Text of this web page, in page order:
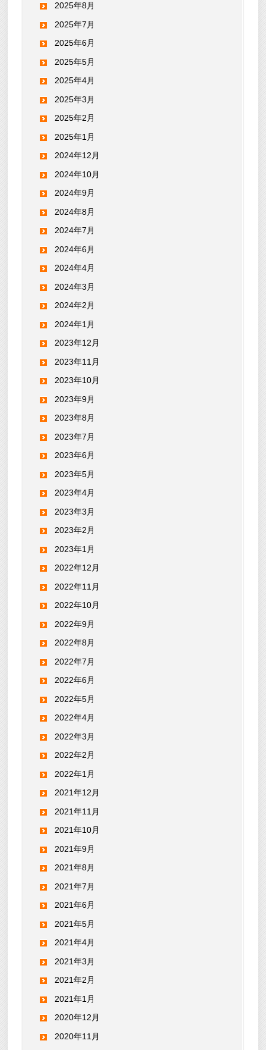
2025年8月
2025年7月
2025年6月
2025年5月
2025年4月
2025年3月
2025年2月
2025年1月
2024年12月
2024年10月
2024年9月
2024年8月
2024年7月
2024年6月
2024年4月
2024年3月
2024年2月
2024年1月
2023年12月
2023年11月
2023年10月
2023年9月
2023年8月
2023年7月
2023年6月
2023年5月
2023年4月
2023年3月
2023年2月
2023年1月
2022年12月
2022年11月
2022年10月
2022年9月
2022年8月
2022年7月
2022年6月
2022年5月
2022年4月
2022年3月
2022年2月
2022年1月
2021年12月
2021年11月
2021年10月
2021年9月
2021年8月
2021年7月
2021年6月
2021年5月
2021年4月
2021年3月
2021年2月
2021年1月
2020年12月
2020年11月